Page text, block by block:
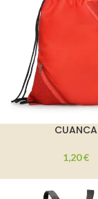
CUANCA
1,20€